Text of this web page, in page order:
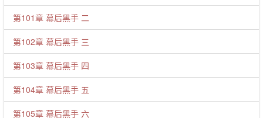
第101章 幕后黑手 二
第102章 幕后黑手 三
第103章 幕后黑手 四
第104章 幕后黑手 五
第105章 幕后黑手 六